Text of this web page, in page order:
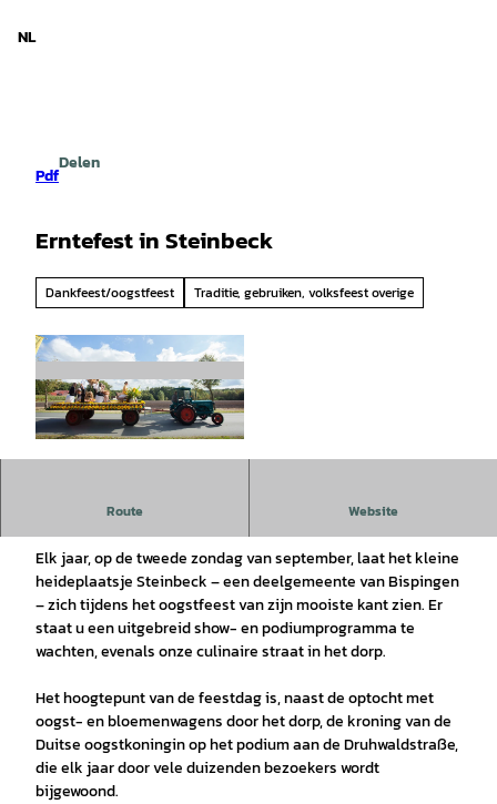
NL
Pdf
Delen
Erntefest in Steinbeck
Dankfeest/oogstfeest Traditie, gebruiken, volksfeest overige
Route Website
76e oogstfeest in Steinbeck
Elk jaar, op de tweede zondag van september, laat het kleine
heideplaatsje Steinbeck – een deelgemeente van Bispingen
– zich tijdens het oogstfeest van zijn mooiste kant zien. Er
staat u een uitgebreid show- en podiumprogramma te
wachten, evenals onze culinaire straat in het dorp.
Het hoogtepunt van de feestdag is, naast de optocht met
oogst- en bloemenwagens door het dorp, de kroning van de
Duitse oogstkoningin op het podium aan de Druhwaldstraße,
die elk jaar door vele duizenden bezoekers wordt
bijgewoond.